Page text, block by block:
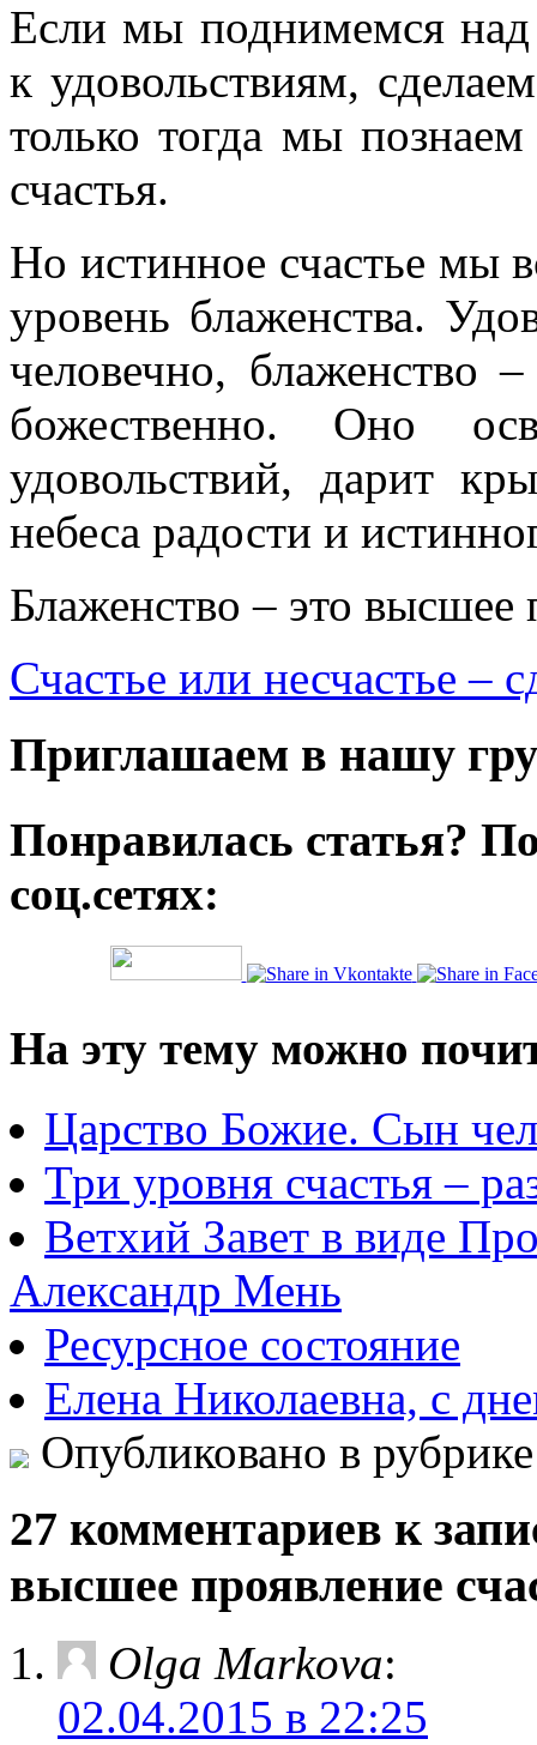
Если мы поднимемся над
к удовольствиям,
только тогда мы
счастья.
Но истинное счастье мы
уровень блаженства.
человечно, блаженство
божественно. Оно
удовольствий, дарит
небеса радости и
Блаженство – это высшее
Счастье или несчастье –
Приглашаем в нашу
Понравилась статья?
соц.сетях:
На эту тему можно
Царство Божие. Сын
Три уровня счастья –
Ветхий Завет в виде
Александр Мень
Ресурсное состояние
Елена Николаевна, с
Опубликовано в
27 комментариев к
высшее проявление
Olga Markova:
02.04.2015 в 22:25